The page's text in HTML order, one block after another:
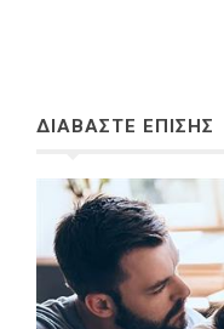
ΔΙΑΒΑΣΤΕ ΕΠΙΣΗΣ